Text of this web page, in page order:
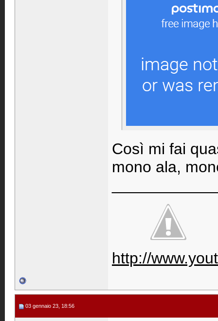
Così mi fai
mono ala,
http://
03 gennaio 23, 18:56